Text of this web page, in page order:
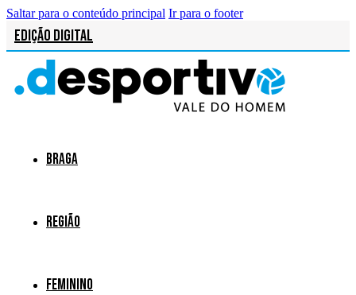
Saltar para o conteúdo principal Ir para o footer
Edição Digital
Braga
Região
Feminino